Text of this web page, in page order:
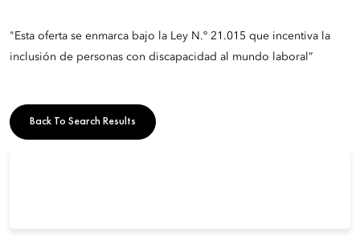
"Esta oferta se enmarca bajo la Ley N.º 21.015 que incentiva la
inclusión de personas con discapacidad al mundo laboral”
Back To Search Results